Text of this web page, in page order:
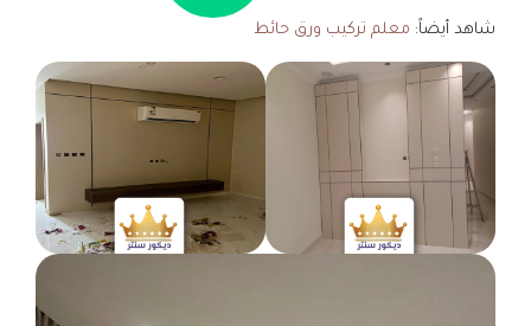
شاهد أيضاً: معلم تركيب ورق حائط